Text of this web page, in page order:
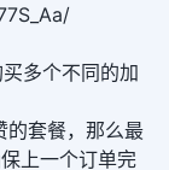
多个不同的加
套餐，那么最
上一个订单完